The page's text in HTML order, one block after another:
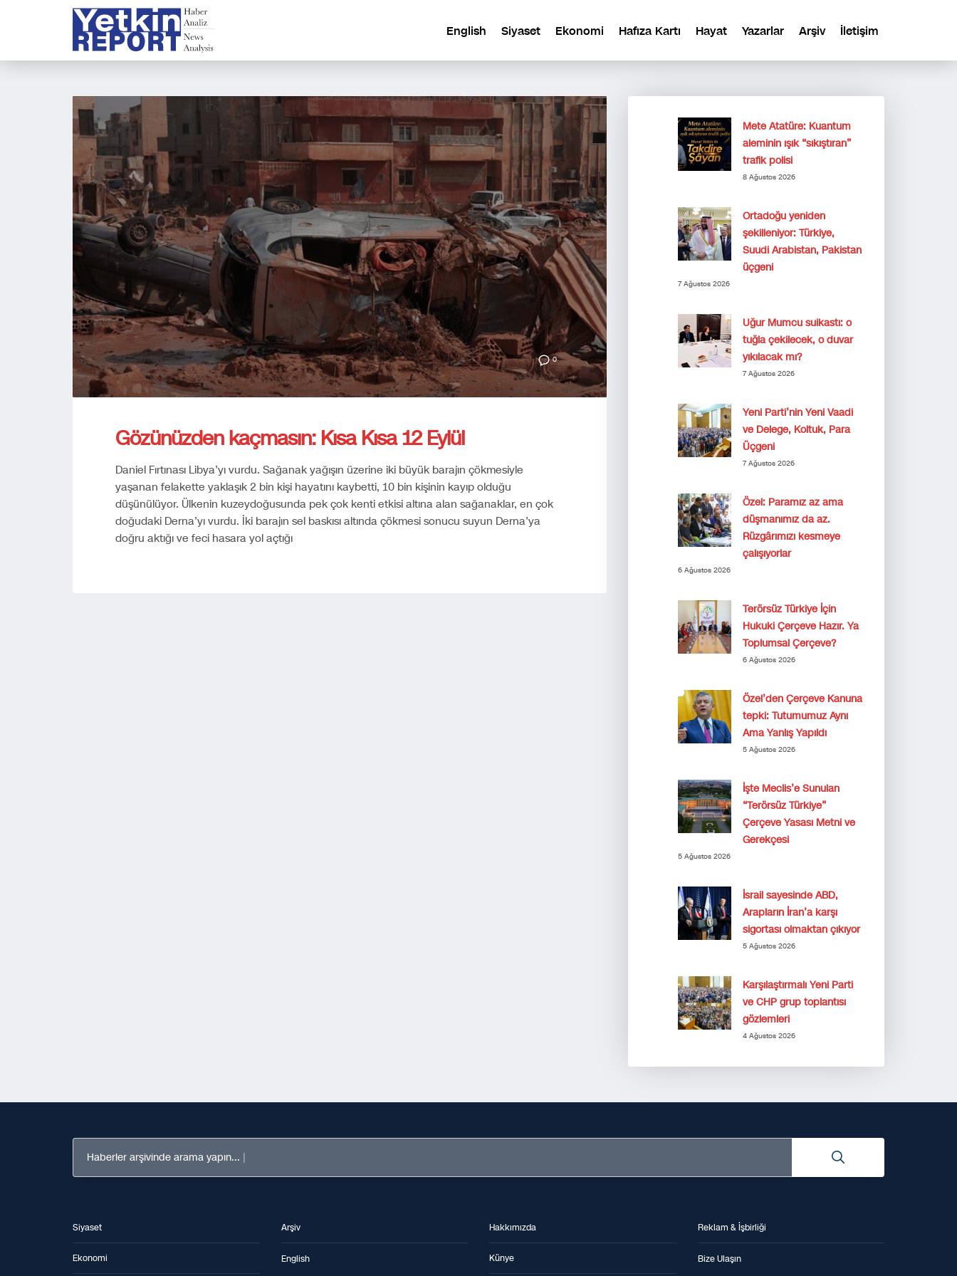
English Siyaset Ekonomi Hafıza Kartı Hayat Yazarlar Arşiv İletişim
0
Gözünüzden kaçmasın: Kısa Kısa 12 Eylül
Daniel Fırtınası Libya’yı vurdu. Sağanak yağışın üzerine iki büyük barajın çökmesiyle
yaşanan felakette yaklaşık 2 bin kişi hayatını kaybetti, 10 bin kişinin kayıp olduğu
düşünülüyor. Ülkenin kuzeydoğusunda pek çok kenti etkisi altına alan sağanaklar, en çok
doğudaki Derna’yı vurdu. İki barajın sel baskısı altında çökmesi sonucu suyun Derna’ya
doğru aktığı ve feci hasara yol açtığı
Mete Atatüre: Kuantum
aleminin ışık “sıkıştıran”
trafik polisi
8 Ağustos 2026
Ortadoğu yeniden
şekilleniyor: Türkiye,
Suudi Arabistan, Pakistan
üçgeni
7 Ağustos 2026
Uğur Mumcu suikastı: o
tuğla çekilecek, o duvar
yıkılacak mı?
7 Ağustos 2026
Yeni Parti’nin Yeni Vaadi
ve Delege, Koltuk, Para
Üçgeni
7 Ağustos 2026
Özel: Paramız az ama
düşmanımız da az.
Rüzgârımızı kesmeye
çalışıyorlar
6 Ağustos 2026
Terörsüz Türkiye İçin
Hukuki Çerçeve Hazır. Ya
Toplumsal Çerçeve?
6 Ağustos 2026
Özel’den Çerçeve Kanuna
tepki: Tutumumuz Aynı
Ama Yanlış Yapıldı
5 Ağustos 2026
İşte Meclis’e Sunulan
“Terörsüz Türkiye”
Çerçeve Yasası Metni ve
Gerekçesi
5 Ağustos 2026
İsrail sayesinde ABD,
Arapların İran’a karşı
sigortası olmaktan çıkıyor
5 Ağustos 2026
Karşılaştırmalı Yeni Parti
ve CHP grup toplantısı
gözlemleri
4 Ağustos 2026
Haberler arşivinde arama yapın...
Siyaset
Ekonomi
Arşiv
English
Hakkımızda
Künye
Reklam & İşbirliği
Bize Ulaşın